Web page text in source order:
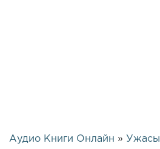
Аудио Книги Онлайн » Ужасы